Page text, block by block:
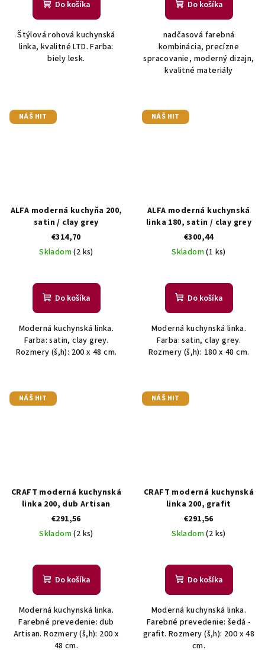
Do košíka
Štýlová rohová kuchynská
linka, kvalitné LTD. Farba:
biely lesk.
Do košíka
nadčasová farebná
kombinácia, precízne
spracovanie, moderný dizajn,
kvalitné materiály
NÁŠ HIT
ALFA moderná kuchyňa 200,
satin / clay grey
€314,70
Skladom(2 ks)
Do košíka
Moderná kuchynská linka.
Farba: satin, clay grey.
Rozmery (š,h): 200 x 48 cm.
NÁŠ HIT
ALFA moderná kuchynská
linka 180, satin / clay grey
€300,44
Skladom(1 ks)
Do košíka
Moderná kuchynská linka.
Farba: satin, clay grey.
Rozmery (š,h): 180 x 48 cm.
NÁŠ HIT
CRAFT moderná kuchynská
linka 200, dub Artisan
€291,56
Skladom(2 ks)
Do košíka
Moderná kuchynská linka.
Farebné prevedenie: dub
Artisan. Rozmery (š,h): 200 x
48 cm.
NÁŠ HIT
CRAFT moderná kuchynská
linka 200, grafit
€291,56
Skladom(2 ks)
Do košíka
Moderná kuchynská linka.
Farebné prevedenie: šedá -
grafit. Rozmery (š,h): 200 x 48
cm.